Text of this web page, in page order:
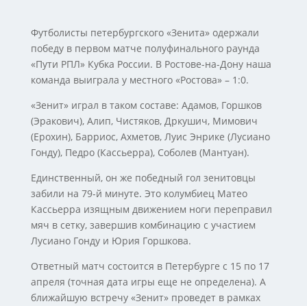
Футболисты петербургского «Зенита» одержали
победу в первом матче полуфинального раунда
«Пути РПЛ» Кубка России. В Ростове-на-Дону наша
команда выиграла у местного «Ростова» – 1:0.
«Зенит» играл в таком составе: Адамов, Горшков
(Эракович), Алип, Чистяков, Дркушич, Мимович
(Ерохин), Барриос, Ахметов, Луис Энрике (Лусиано
Гонду), Педро (Кассьерра), Соболев (Мантуан).
Единственный, он же победный гол зенитовцы
забили на 79-й минуте. Это колумбиец Матео
Кассьерра изящным движением ноги переправил
мяч в сетку, завершив комбинацию с участием
Лусиано Гонду и Юрия Горшкова.
Ответный матч состоится в Петербурге с 15 по 17
апреля (точная дата игры еще не определена). А
ближайшую встречу «Зенит» проведет в рамках